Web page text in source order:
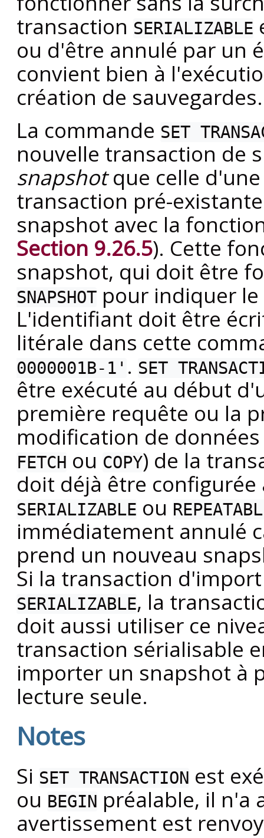
transaction SERIALIZABLE
ou d'être annulé par un
convient bien à
création de sauvegardes.
La commande SET
nouvelle transaction de
snapshotque celle
transaction pré-
snapshot avec la
Section 9.26.5). Cette
snapshot, qui doit être
SNAPSHOT pour indiquer
L'identifiant doit être
litérale dans cette
0000001B-1' . SET
être exécuté au début
première requête ou la
modification de données
FETCH ou COPY) de la
doit déjà être
SERIALIZABLE ou
immédiatement annulé
prend un nouveau
Si la transaction
SERIALIZABLE, la
doit aussi utiliser ce
transaction sérialisable
importer un snapshot à
lecture seule.
Notes
Si SET TRANSACTION est
ou BEGIN préalable, il n'a
avertissement est